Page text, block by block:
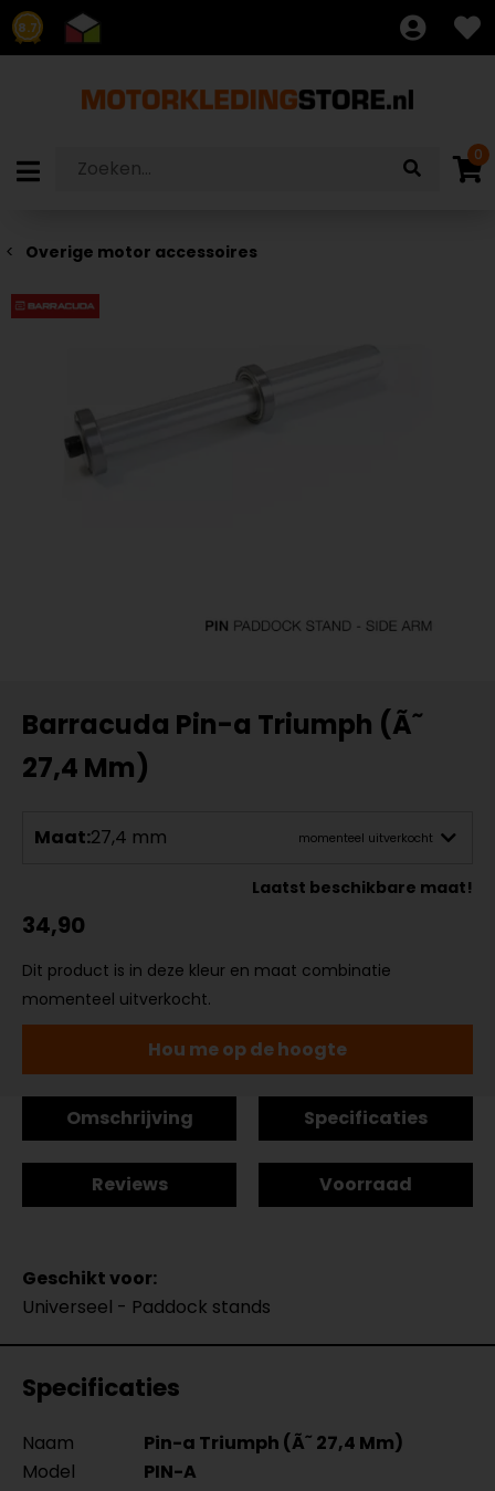
8.7
0
Overige motor accessoires
Barracuda Pin-a Triumph (Ã˜
27,4 Mm)
Maat:27,4 mm momenteel uitverkocht
Laatst beschikbare maat!
34,90
Dit product is in deze kleur en maat combinatie
momenteel uitverkocht.
Hou me op de hoogte
Omschrijving Specificaties
Reviews Voorraad
Geschikt voor:
Universeel - Paddock stands
Specificaties
Naam
Pin-a Triumph (Ã˜ 27,4 Mm)
Model
PIN-A